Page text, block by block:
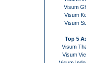
Visum
Visum
Visum
Top 5
Visum
Visum